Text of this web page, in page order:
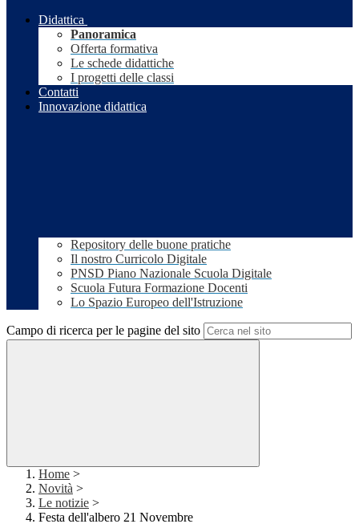
Didattica
Panoramica
Offerta formativa
Le schede didattiche
I progetti delle classi
Contatti
Innovazione didattica
Repository delle buone pratiche
Il nostro Curricolo Digitale
PNSD Piano Nazionale Scuola Digitale
Scuola Futura Formazione Docenti
Lo Spazio Europeo dell'Istruzione
Campo di ricerca per le pagine del sito
Home >
Novità >
Le notizie >
Festa dell'albero 21 Novembre